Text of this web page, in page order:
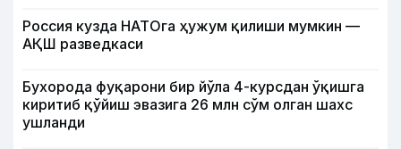
Россия кузда НАТОга ҳужум қилиши мумкин —
АҚШ разведкаси
Бухорода фуқарони бир йўла 4-курсдан ўқишга
киритиб қўйиш эвазига 26 млн сўм олган шахс
ушланди